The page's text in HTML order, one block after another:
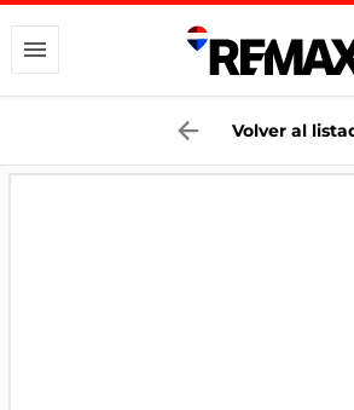
Volver al